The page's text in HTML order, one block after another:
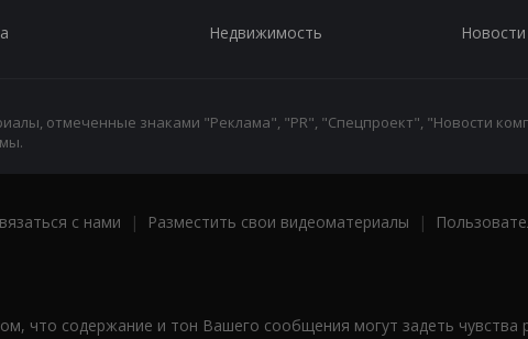
Недвижимость Новости
отмеченные знаками "Реклама", "PR", "Спецпроект", "Новости
с нами | Разместить свои видеоматериалы |
что содержание и тон Вашего сообщения могут задеть чувства